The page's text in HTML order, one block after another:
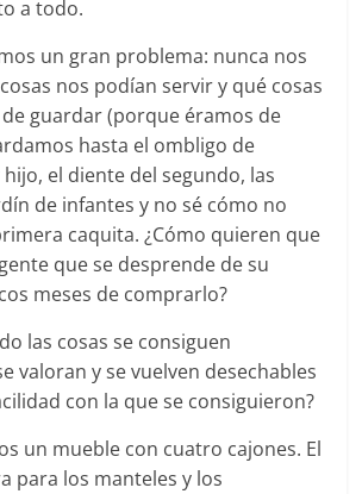
a todo.
un gran problema: nunca nos
nos podían servir y qué cosas
de guardar (porque éramos de
hasta el ombligo de
el diente del segundo, las
de infantes y no sé cómo no
caquita. ¿Cómo quieren que
que se desprende de su
meses de comprarlo?
las cosas se consiguen
valoran y se vuelven desechables
con la que se consiguieron?
un mueble con cuatro cajones. El
para los manteles y los